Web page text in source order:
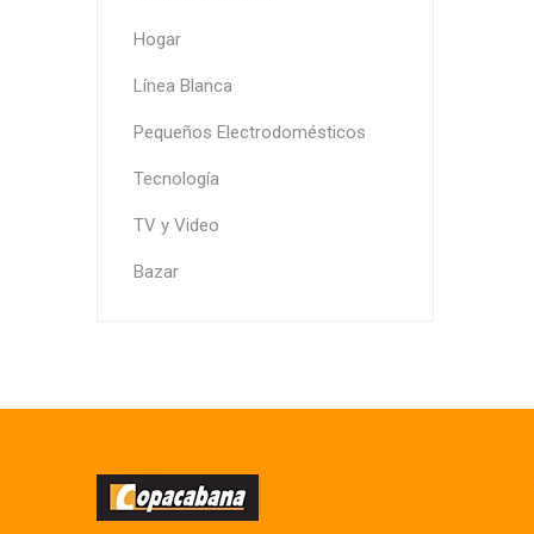
Hogar
Línea Blanca
Pequeños Electrodomésticos
Tecnología
TV y Video
Bazar